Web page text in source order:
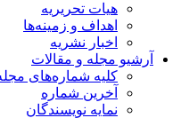
هیات تحریریه
اهداف و زمینه‌ها
اخبار نشریه
آرشیو مجله و مقالات
کلیه شماره‌های مجله
آخرین شماره
نمایه نویسندگان